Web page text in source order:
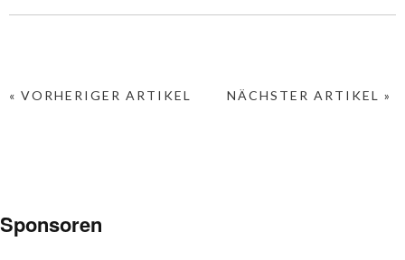
NÄCHSTER ARTIKEL »
« VORHERIGER ARTIKEL
Sponsoren